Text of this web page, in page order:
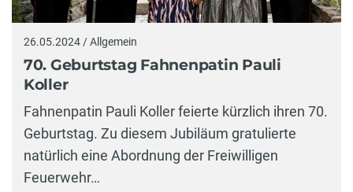
26.05.2024 / Allgemein
70. Geburtstag Fahnenpatin Pauli
Koller
Fahnenpatin Pauli Koller feierte kürzlich ihren 70.
Geburtstag. Zu diesem Jubiläum gratulierte
natürlich eine Abordnung der Freiwilligen
Feuerwehr…